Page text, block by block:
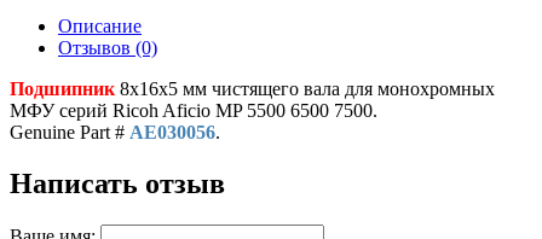
Описание
Отзывов (0)
Подшипник 8x16x5 мм чистящего вала для монохромных
МФУ серий Ricoh Aficio MP 5500 6500 7500.
Genuine Part # AE030056.
Написать отзыв